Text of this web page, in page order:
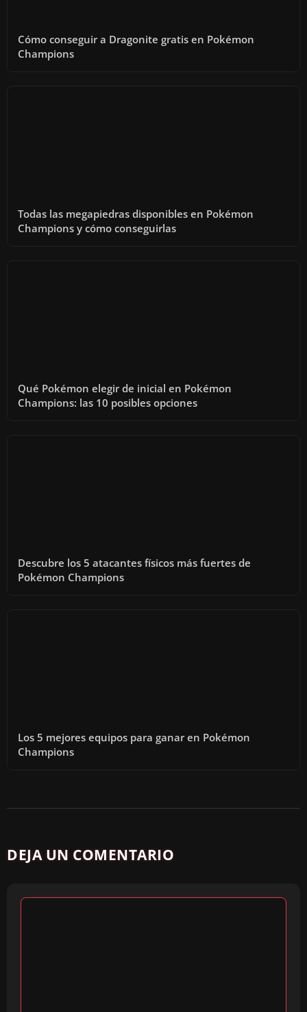
Cómo conseguir a Dragonite gratis en Pokémon
Champions
Todas las megapiedras disponibles en Pokémon
Champions y cómo conseguirlas
Qué Pokémon elegir de inicial en Pokémon
Champions: las 10 posibles opciones
Descubre los 5 atacantes físicos más fuertes de
Pokémon Champions
Los 5 mejores equipos para ganar en Pokémon
Champions
DEJA UN COMENTARIO